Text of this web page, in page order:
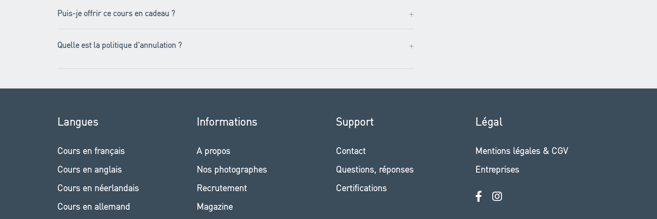
Puis-je offrir ce cours en cadeau ? +
Quelle est la politique d'annulation ? +
Langues
Cours en français
Cours en anglais
Cours en néerlandais
Cours en allemand
Informations
A propos
Nos photographes
Recrutement
Magazine
Support
Contact
Questions, réponses
Certifications
Légal
Mentions légales & CGV
Entreprises